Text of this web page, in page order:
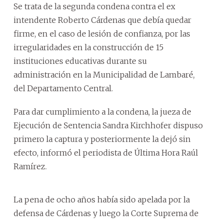
Se trata de la segunda condena contra el ex
intendente Roberto Cárdenas que debía quedar
firme, en el caso de lesión de confianza, por las
irregularidades en la construcción de 15
instituciones educativas durante su
administración en la Municipalidad de Lambaré,
del Departamento Central.
Para dar cumplimiento a la condena, la jueza de
Ejecución de Sentencia Sandra Kirchhofer dispuso
primero la captura y posteriormente la dejó sin
efecto, informó el periodista de Última Hora Raúl
Ramírez.
La pena de ocho años había sido apelada por la
defensa de Cárdenas y luego la Corte Suprema de